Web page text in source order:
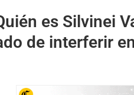
es Silvinei
de interferir